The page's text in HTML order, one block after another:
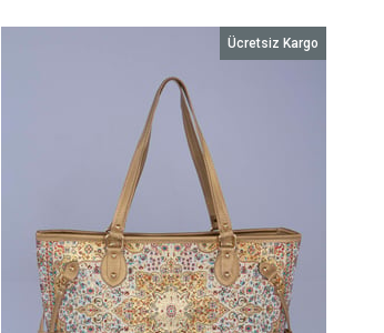
Ücretsiz Kargo